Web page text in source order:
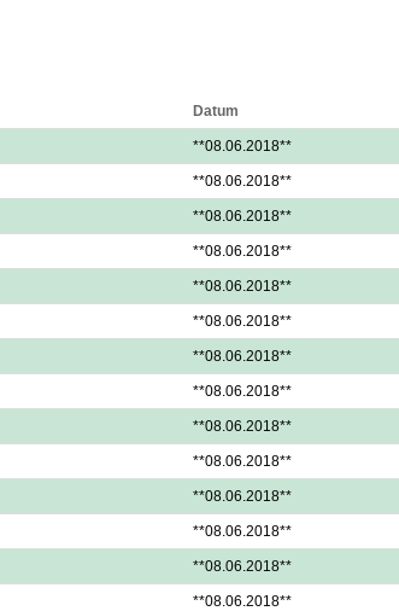
Datum
**08.06.2018**
**08.06.2018**
**08.06.2018**
**08.06.2018**
**08.06.2018**
**08.06.2018**
**08.06.2018**
**08.06.2018**
**08.06.2018**
**08.06.2018**
**08.06.2018**
**08.06.2018**
**08.06.2018**
**08.06.2018**